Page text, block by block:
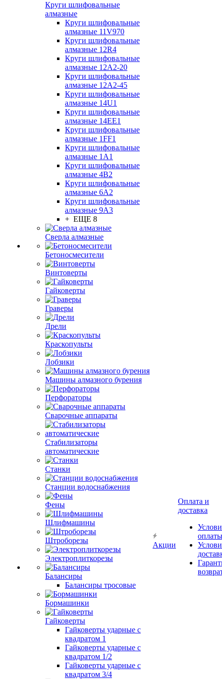
Круги шлифовальные
алмазные
Круги шлифовальные
алмазные 11V970
Круги шлифовальные
алмазные 12R4
Круги шлифовальные
алмазные 12А2-20
Круги шлифовальные
алмазные 12А2-45
Круги шлифовальные
алмазные 14U1
Круги шлифовальные
алмазные 14ЕЕ1
Круги шлифовальные
алмазные 1FF1
Круги шлифовальные
алмазные 1А1
Круги шлифовальные
алмазные 4В2
Круги шлифовальные
алмазные 6A2
Круги шлифовальные
алмазные 9А3
+ ЕЩЕ 8
Сверла алмазные
Бетоносмесители
Винтоверты
Гайковерты
Граверы
Дрели
Краскопульты
Лобзики
Машины алмазного бурения
Перфораторы
Сварочные аппараты
Стабилизаторы
автоматические
Станки
Станции водоснабжения
Фены
Шлифмашины
Штроборезы
Электроплиткорезы
Балансиры
Балансиры тросовые
Бормашинки
Гайковерты
Гайковерты ударные с
квадратом 1
Гайковерты ударные с
квадратом 1/2
Гайковерты ударные с
квадратом 3/4
Акции
Оплата и
доставка
оплаты